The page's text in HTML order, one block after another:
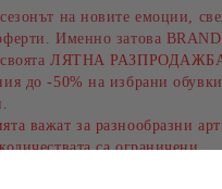
на новите емоции,
Именно затова
ЛЯТНА
до -50% на избрани
важат за разнообразни
са ограничени.
сега и подарете на лятото